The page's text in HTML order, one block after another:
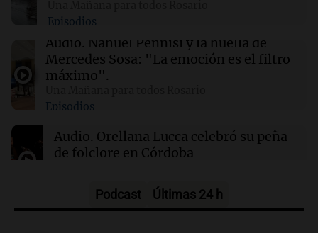
Un partido de fútbol terminó en tragedia: un
hombre murió tras descompensarse en
Córdoba
Lionel Messi llega al Cementerio El Prado para
despedir a su padre
Episodios
Audio. Nahuel Pennisi y la huella de
Mercedes Sosa: "La emoción es el filtro
máximo".
Episodios
Audio. Orellana Lucca celebró su peña
de folclore en Córdoba
Audio.Trágico accidente en Mendoza:
Podcast Últimas 24 h